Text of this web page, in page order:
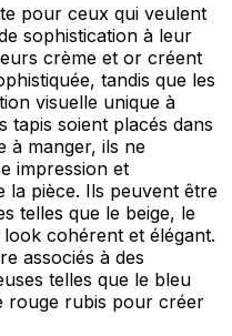
pour ceux qui veulent
sophistication à leur
crème et or créent
tandis que les
visuelle unique à
tapis soient placés dans
à manger, ils ne
impression et
la pièce. Ils peuvent être
telles que le beige, le
cohérent et élégant.
associés à des
telles que le bleu
rouge rubis pour créer